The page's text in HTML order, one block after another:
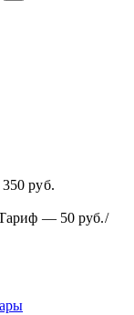
руб.
Тариф — 50 руб./